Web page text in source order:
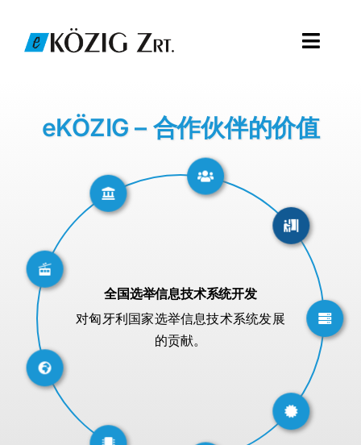
content
eKÖZIG – 合作伙伴的价值
全国选举信息技术系统开发
对匈牙利国家选举信息技术系统发展
的贡献。